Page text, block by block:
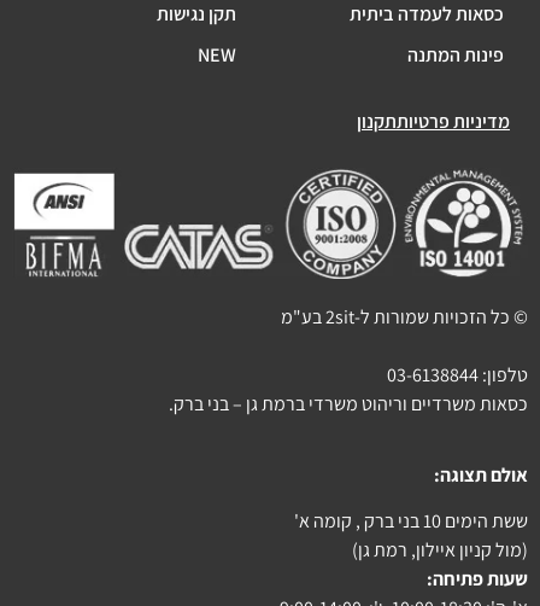
כסאות לעמדה ביתית
פינות המתנה
תקן נגישות
NEW
מדיניות פרטיותתקנון
© כל הזכויות שמורות ל-2sit בע"מ
טלפון:03-6138844
כסאות משרדיים וריהוט משרדי ברמת גן – בני ברק.
אולם תצוגה:
ששת הימים 10 בני ברק , קומה א'
(מול קניון איילון, רמת גן)
שעות פתיחה: